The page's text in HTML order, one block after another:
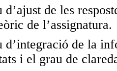
d’ajust de les
de l’assignatura.
d’integració de la
i el grau de